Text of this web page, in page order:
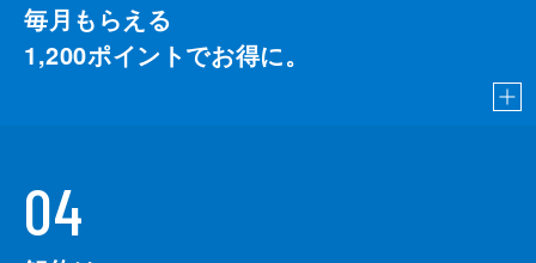
毎月もらえる
1,200ポイントでお得に。
04